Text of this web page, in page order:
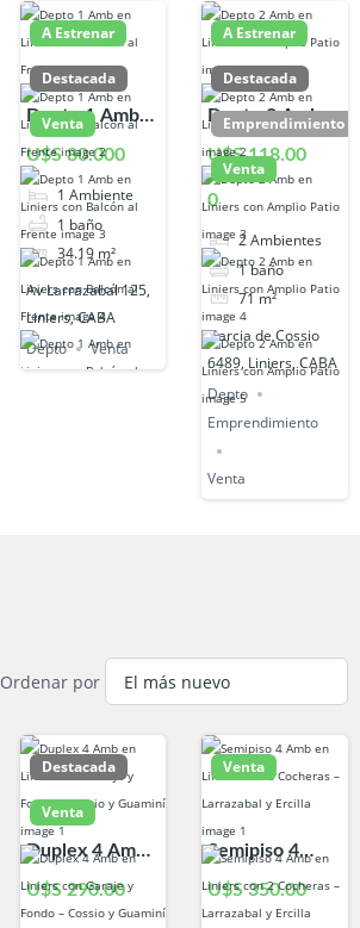
A Estrenar
Destacada
Venta
Depto 1 Amb
en Liniers con
Balcón al
Frente
U$S 80.000
1 Ambiente
1 baño
34.19 m²
Av Larrazabal 125,
Liniers, CABA
Depto
Venta
A Estrenar
Destacada
Emprendimiento
Venta
Depto 2 Amb
en Liniers con
Amplio Patio
U$S 118.00
0
2Ambientes
1baño
71 m²
Garcia de Cossio
6489, Liniers, CABA
Depto
Emprendimiento
Venta
Ordenar por
Destacada
Venta
Duplex 4 Amb
en Liniers con
Garaje y Fondo
U$S 290.00
Venta
Semipiso 4
Amb en Liniers
con 2 Cocheras
U$S 350.00